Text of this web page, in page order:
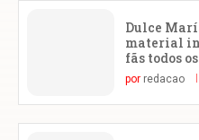
Dulce
material
fãs todos
por redacao